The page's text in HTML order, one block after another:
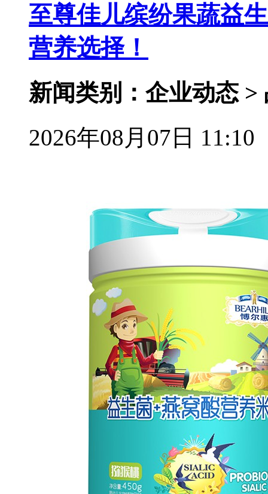
至尊佳儿缤纷果蔬益
营养选择！
新闻类别：企业动态 >
2026年08月07日 11:10